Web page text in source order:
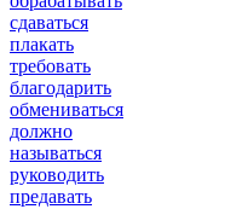
сдаваться
плакать
требовать
благодарить
обмениваться
должно
называться
руководить
предавать